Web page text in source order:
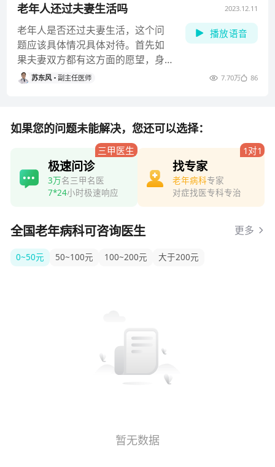
老年人还过夫妻生活吗 2023.12.11
老年人是否还过夫妻生活，这个问
题应该具体情况具体对待。首先如
果夫妻双方都有这方面的愿望，身
体状况允许，那么即使罹患了高血
播放语音
苏东风 副主任医师 7.70万 86
如果您的问题未能解决，您还可以选择：
三甲医生
极速问诊
3万名三甲名医
7*24小时极速响应
1对1
找专家
老年病科专家
对症找医专科专治
全国老年病科可咨询医生 更多
0~50元 50~100元 100~200元 大于200元
暂无数据